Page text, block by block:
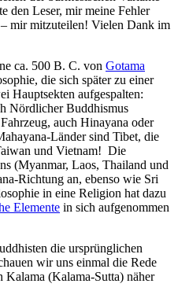
den Leser, mir meine Fehler
– mir mitzuteilen! Vielen Dank im
ca. 500 B. C. von Gotama
die sich später zu einer
Hauptsekten aufgespalten:
Nördlicher Buddhismus
auch Hinayana oder
Länder sind Tibet, die
und Vietnam! Die
(Myanmar, Laos, Thailand und
Richtung an, ebenso wie Sri
in eine Religion hat dazu
Elemente in sich aufgenommen
die ursprünglichen
wir uns einmal die Rede
(Kalama-Sutta) näher